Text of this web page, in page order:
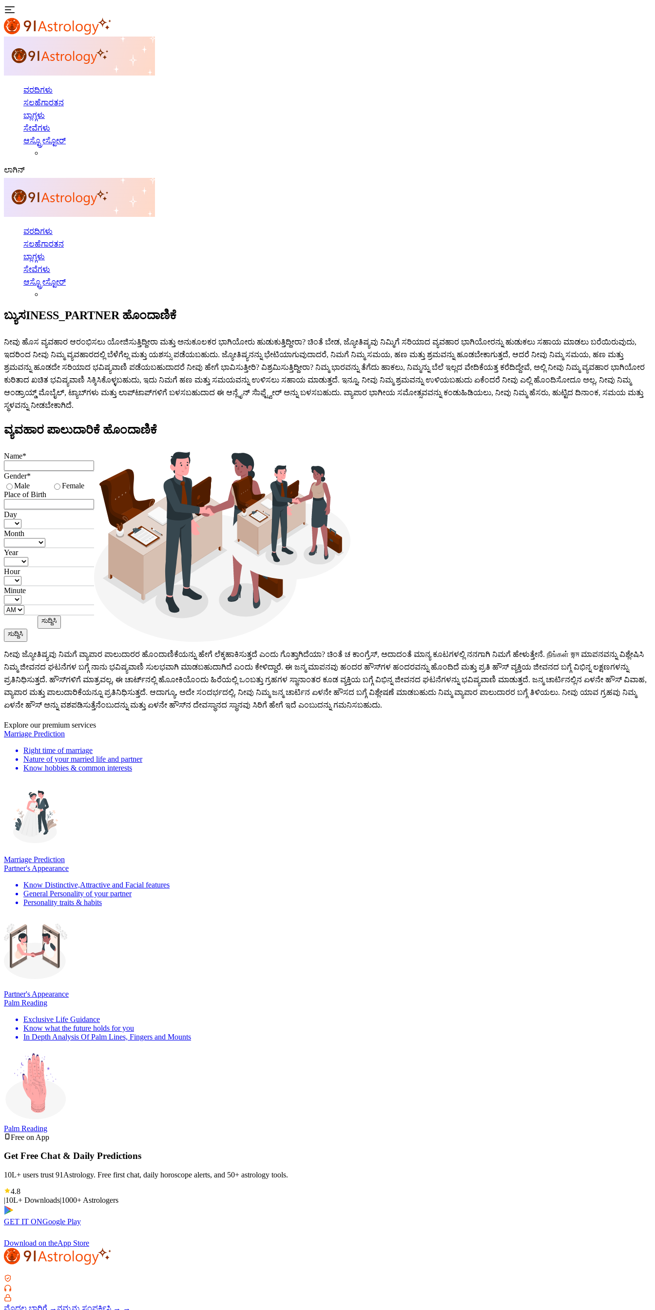
ವರದಿಗಳು
ಸಲಹೆಗಾರತನ
ಬ್ಲಾಗ್ಗಳು
ಸೇವೆಗಳು
ಆಸ್ಟ್ರೋಸ್ಟೋರ್
ಲಾಗಿನ್
ವರದಿಗಳು
ಸಲಹೆಗಾರತನ
ಬ್ಲಾಗ್ಗಳು
ಸೇವೆಗಳು
ಆಸ್ಟ್ರೋಸ್ಟೋರ್
ಬ್ಯುಸINESS_PARTNER ಹೊಂದಾಣಿಕೆ
ನೀವು ಹೊಸ ವ್ಯವಹಾರ ಆರಂಭಿಸಲು ಯೋಜಿಸುತ್ತಿದ್ದೀರಾ ಮತ್ತು ಅನುಕೂಲಕರ ಭಾಗಿಯೋರು ಹುಡುಕುತ್ತಿದ್ದೀರಾ? ಚಿಂತೆ ಬೇಡ, ಜ್ಯೋತಿಷ್ಯವು ನಿಮ್ಮಿಗೆ ಸರಿಯಾದ ವ್ಯವಹಾರ ಭಾಗಿಯೋರನ್ನು ಹುಡುಕಲು ಸಹಾಯ ಮಾಡಲು ಬರೆಯಿರುವುದು,
ಇದರಿಂದ ನೀವು ನಿಮ್ಮ ವ್ಯವಹಾರದಲ್ಲಿ ಬೆಳೆಗೆಲ್ಲ ಮತ್ತು ಯಶಸ್ಸು ಪಡೆಯಬಹುದು. ಜ್ಯೋತಿಷ್ಯನನ್ನು ಭೇಟಿಯಾಗುವುದಾದರೆ, ನಿಮಗೆ ನಿಮ್ಮ ಸಮಯ, ಹಣ ಮತ್ತು ಶ್ರಮವನ್ನು ಹೂಡಬೇಕಾಗುತ್ತದೆ, ಆದರೆ ನೀವು ನಿಮ್ಮ ಸಮಯ, ಹಣ ಮತ್ತು
ಶ್ರಮವನ್ನು ಹೂಡದೇ ಸರಿಯಾದ ಭವಿಷ್ಯವಾಣಿ ಪಡೆಯಬಹುದಾದರೆ ನೀವು ಹೇಗೆ ಭಾವಿಸುತ್ತೀರಿ? ವಿಶ್ರಮಿಸುತ್ತಿದ್ದೀರಾ? ನಿಮ್ಮ ಭಾರವನ್ನು ತೆಗೆದು ಹಾಕಲು, ನಿಮ್ಮನ್ನು ಬೆಲೆ ಇಲ್ಲದ ವೇದಿಕೆಯತ್ತ ಕರೆದಿದ್ದೇವೆ, ಅಲ್ಲಿ ನೀವು ನಿಮ್ಮ ವ್ಯವಹಾರ ಭಾಗಿಯೋರ
ಕುರಿತಾದ ಖಚಿತ ಭವಿಷ್ಯವಾಣಿ ಸಿಕ್ಕಿಸಿಕೊಳ್ಳಬಹುದು, ಇದು ನಿಮಗೆ ಹಣ ಮತ್ತು ಸಮಯವನ್ನು ಉಳಿಸಲು ಸಹಾಯ ಮಾಡುತ್ತದೆ. ಇನ್ನೂ, ನೀವು ನಿಮ್ಮ ಶ್ರಮವನ್ನು ಉಳಿಯಬಹುದು ಏಕೆಂದರೆ ನೀವು ಎಲ್ಲಿ ಹೊಂದಿಸೋದೂ ಅಲ್ಲ, ನೀವು ನಿಮ್ಮ
ಆಂಡ್ರಾಯ್ಡ್ ಮೊಬೈಲ್, ಟ್ಯಾಬ್‌ಗಳು ಮತ್ತು ಲಾಪ್‌ಟಾಪ್‌ಗಳಿಗೆ ಬಳಸಬಹುದಾದ ಈ ಆನ್ಲೈನ್ ಸೆಾಫ್ಟ್ವೇರ್ ಅನ್ನು ಬಳಸಬಹುದು. ವ್ಯಾಪಾರ ಭಾಗೀಯ ಸಮೋತ್ಸವವನ್ನು ಕಂಡುಹಿಡಿಯಲು, ನೀವು ನಿಮ್ಮ ಹೆಸರು, ಹುಟ್ಟಿದ ದಿನಾಂಕ, ಸಮಯ ಮತ್ತು
ಸ್ಥಳವನ್ನು ನೀಡಬೇಕಾಗಿದೆ.
ವ್ಯವಹಾರ ಪಾಲುದಾರಿಕೆ ಹೊಂದಾಣಿಕೆ
Name*
Gender*
Male
Female
Place of Birth
Day
Month
Year
Hour
Minute
ಸುದ್ದಿಸಿ
ಸುದ್ದಿಸಿ
ನೀವು ಜ್ಯೋತಿಷ್ಯವು ನಿಮಗೆ ವ್ಯಾಪಾರ ಪಾಲುದಾರರ ಹೊಂದಾಣಿಕೆಯನ್ನು ಹೇಗೆ ಲೆಕ್ಕಹಾಕಿಸುತ್ತದೆ ಎಂದು ಗೊತ್ತಾಗಿದೆಯಾ? ಚಿಂತೆ ಚ ಕಾಂಗ್ರೆಸ್, ಅದಾದಂತೆ ಮಾನ್ಯ ಕೂಟಗಳಲ್ಲಿ ನನಗಾಗಿ ನಿಮಗೆ ಹೇಳುತ್ತೇನೆ. நீங்கள் জন্ম ಮಾಪನವನ್ನು ವಿಶ್ಲೇಷಿಸಿ
ನಿಮ್ಮ ಜೀವನದ ಘಟನೆಗಳ ಬಗ್ಗೆ ನಾನು ಭವಿಷ್ಯವಾಣಿ ಸುಲಭವಾಗಿ ಮಾಡಬಹುದಾಗಿದೆ ಎಂದು ಕೇಳಿದ್ದಾರೆ. ಈ ಜನ್ಮ ಮಾಪನವು ಹಂದರ ಹೌಸ್‌ಗಳ ಹಂದರವನ್ನು ಹೊಂದಿದೆ ಮತ್ತು ಪ್ರತಿ ಹೌಸ್ ವ್ಯಕ್ತಿಯ ಜೀವನದ ಬಗ್ಗೆ ವಿಭಿನ್ನ ಲಕ್ಷಣಗಳನ್ನು
ಪ್ರತಿನಿಧಿಸುತ್ತದೆ. ಹೌಸ್‌ಗಳಿಗೆ ಮಾತ್ರವಲ್ಲ, ಈ ಚಾರ್ಟ್‌ನಲ್ಲಿ ಹೋೂಕಿಯೊಂದು ಹಿರೆಯಲ್ಲಿ ಒಂಬತ್ತು ಗ್ರಹಗಳ ಸ್ಥಾನಾಂತರ ಕೂಡ ವ್ಯಕ್ತಿಯ ಬಗ್ಗೆ ವಿಭಿನ್ನ ಜೀವನದ ಘಟನೆಗಳನ್ನು ಭವಿಷ್ಯವಾಣಿ ಮಾಡುತ್ತದೆ. ಜನ್ಮ ಚಾರ್ಟಿನಲ್ಲಿನ ಏಳನೇ ಹೌಸ್ ವಿವಾಹ,
ವ್ಯಾಪಾರ ಮತ್ತು ಪಾಲುದಾರಿಕೆಯನ್ನೂ ಪ್ರತಿನಿಧಿಸುತ್ತದೆ. ಆದಾಗ್ಯೂ, ಅದೇ ಸಂದರ್ಭದಲ್ಲಿ, ನೀವು ನಿಮ್ಮ ಜನ್ಮ ಚಾರ್ಟಿನ ಏಳನೇ ಹೌಸದ ಬಗ್ಗೆ ವಿಶ್ಲೇಷಣೆ ಮಾಡಬಹುದು ನಿಮ್ಮ ವ್ಯಾಪಾರ ಪಾಲುದಾರರ ಬಗ್ಗೆ ತಿಳಿಯಲು. ನೀವು ಯಾವ ಗ್ರಹವು ನಿಮ್ಮ
ಏಳನೇ ಹೌಸ್ ಅನ್ನು ವಶಪಡಿಸುತ್ತೆನೆಂಬುದನ್ನು ಮತ್ತು ಏಳನೇ ಹೌಸ್‌ನ ದೇವಸ್ಥಾನದ ಸ್ಥಾನವು ಸಿರಿಗೆ ಹೇಗೆ ಇದೆ ಎಂಬುದನ್ನು ಗಮನಿಸಬಹುದು.
Explore our premium services
Marriage Prediction
Right time of marriage
Nature of your married life and partner
Know hobbies & common interests
Marriage Prediction
Partner's Appearance
Know Distinctive,Attractive and Facial features
General Personality of your partner
Personality traits & habits
Partner's Appearance
Palm Reading
Exclusive Life Guidance
Know what the future holds for you
In Depth Analysis Of Palm Lines, Fingers and Mounts
Palm Reading
Free on App
Get Free Chat & Daily Predictions
10L+ users trust 91Astrology. Free first chat, daily horoscope alerts, and 50+ astrology tools.
4.8
|10L+ Downloads|1000+ Astrologers
GET IT ONGoogle Play
Download on theApp Store
ಮೊದಲ ಬಾರಿಗೆ →ನಮ್ಮನ್ನು ಸಂಪರ್ಕಿಸಿ → →